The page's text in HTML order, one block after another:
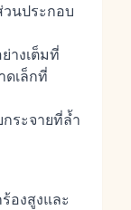
นประกอบ
างเต็มที่
เล็กที่
ระจายที่ล้ำ
องสูงและ